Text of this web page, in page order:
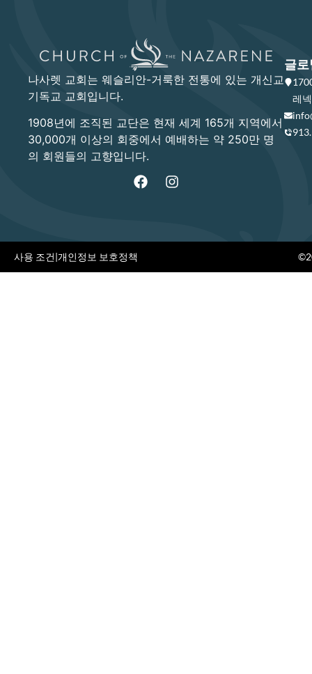
나사렛 교회는 웨슬리안-거룩한 전통에 있는 개신교
기독교 교회입니다.
1908년에 조직된 교단은 현재 세계 165개 지역에서
30,000개 이상의 회중에서 예배하는 약 250만 명
의 회원들의 고향입니다.
글로
레
사용 조건|개인정보 보호정책